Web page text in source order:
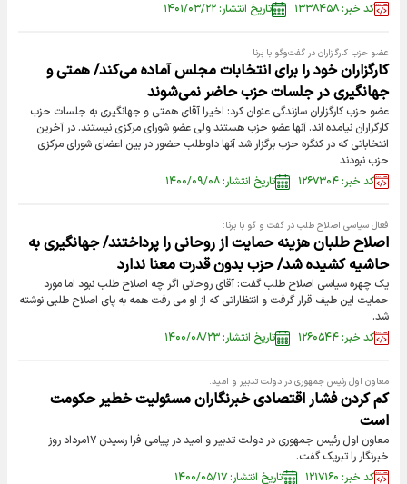
کد خبر: ۱۳۳۸۴۵۸
تاریخ انتشار: ۱۴۰۱/۰۳/۲۲
عضو حزب کارگزاران در گفت‌وگو با برنا
کارگزاران خود را برای انتخابات مجلس آماده می‌کند/ همتی و
جهانگیری در جلسات حزب حاضر نمی‌شوند
عضو حزب کارگزاران سازندگی عنوان کرد: اخیرا آقای همتی و جهانگیری به جلسات حزب
کارگراران نیامده اند. آنها عضو حزب هستند ولی عضو شورای مرکزی نیستند. در آخرین
انتخاباتی که در کنگره حزب برگزار شد آنها داوطلب حضور در بین اعضای شورای مرکزی
حزب نبودند
کد خبر: ۱۲۶۷۳۰۴
تاریخ انتشار: ۱۴۰۰/۰۹/۰۸
فعال سیاسی اصلاح طلب در گفت و گو با برنا:
اصلاح طلبان هزینه حمایت از روحانی را پرداختند/ جهانگیری به
حاشیه کشیده شد/ حزب بدون قدرت معنا ندارد
یک چهره سیاسی اصلاح طلب گفت: آقای روحانی اگر چه اصلاح طلب نبود اما مورد
حمایت این طیف قرار گرفت و انتظاراتی که از او می رفت همه به پای اصلاح طلبی نوشته
شد.
کد خبر: ۱۲۶۰۵۴۴
تاریخ انتشار: ۱۴۰۰/۰۸/۲۳
معاون اول رئیس جمهوری در دولت تدبیر و امید:
کم کردن فشار اقتصادی خبرنگاران مسئولیت خطیر حکومت
است
معاون اول رئیس جمهوری در دولت تدبیر و امید در پیامی فرا رسیدن ۱۷مرداد روز
خبرنگار را تبریک گفت.
کد خبر: ۱۲۱۷۱۶۰
تاریخ انتشار: ۱۴۰۰/۰۵/۱۷